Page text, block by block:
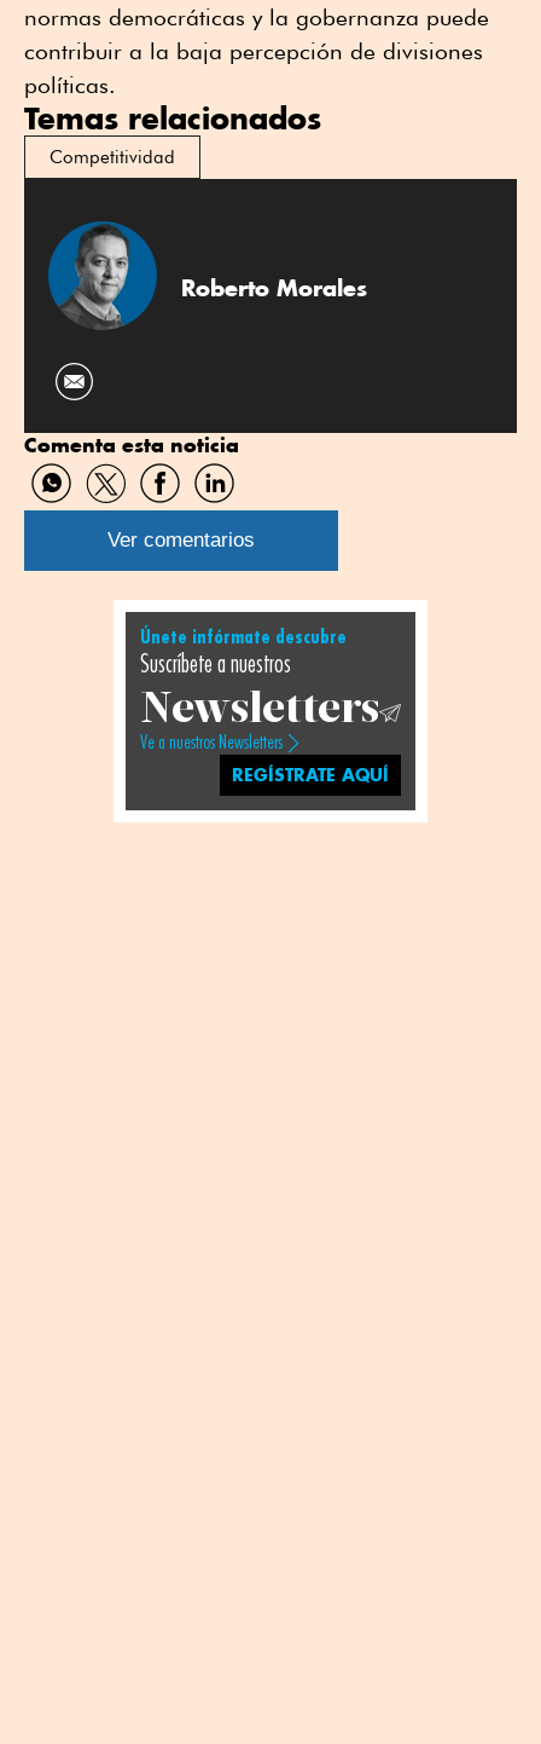
normas democráticas y la gobernanza puede
contribuir a la baja percepción de divisiones
políticas.
Temas relacionados
Competitividad
Roberto Morales
Comenta esta noticia
Compartir
por
WhatsApp
Compartir
por
Twitter
Compartir
por
Facebook
Compartir
por
Linkedin
Ver comentarios
Únete infórmate descubre
Suscríbete a nuestros
Newsletters
Ve a nuestros Newsletters
REGÍSTRATE AQUÍ